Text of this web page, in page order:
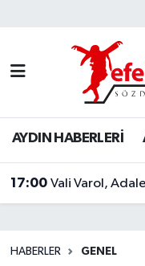
AYDIN HABERLERİ
17:00 Vali Varol, Adalet
HABERLER GENEL
Nöbetçi
Hava Durumu
Aydin Namaz
Trafik Durumu